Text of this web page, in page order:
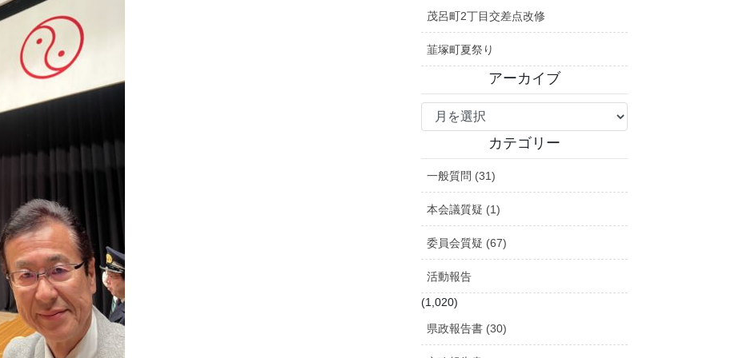
茂呂町2丁目交差点改修
韮塚町夏祭り
アーカイブ
ア
イ
ブ
カテゴリー
一般質問 (31)
本会議質疑 (1)
委員会質疑 (67)
活動報告
(1,020)
県政報告書 (30)